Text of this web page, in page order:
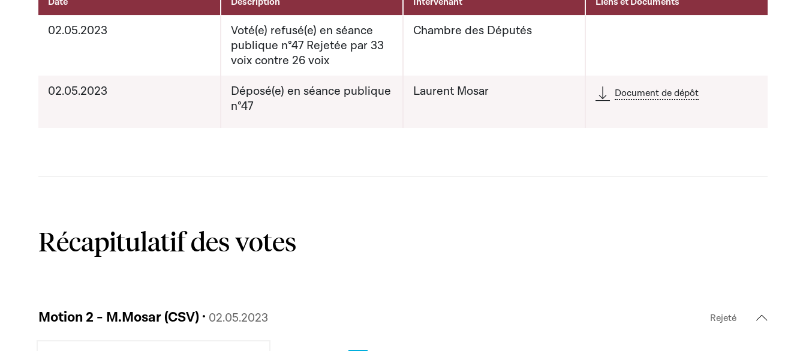
Activités sur le dossier
02.05.2023
Voté(e) refusé(e) en séance
publique n°47 Rejetée par 33
voix contre 26 voix
Chambre des Députés
02.05.2023
Déposé(e) en séance publique
n°47
Laurent Mosar Document de dépôt
Récapitulatif des votes
Motion 2 - M.Mosar (CSV) · 02.05.2023 Rejeté